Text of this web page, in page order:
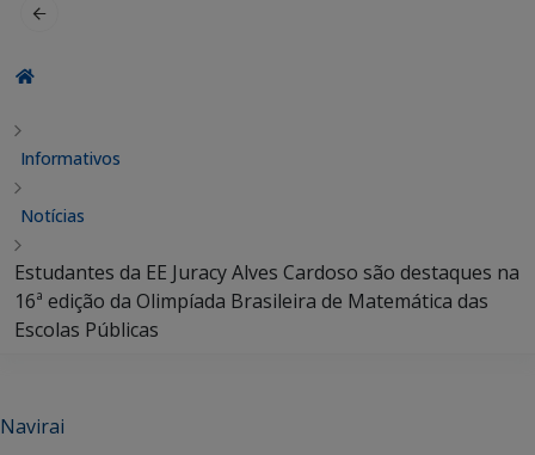
Informativos
Notícias
Estudantes da EE Juracy Alves Cardoso são destaques na
16ª edição da Olimpíada Brasileira de Matemática das
Escolas Públicas
Navirai